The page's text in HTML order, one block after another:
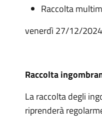
Raccolta
venerdì 27/12/
Raccolta
La raccolta degli
riprenderà